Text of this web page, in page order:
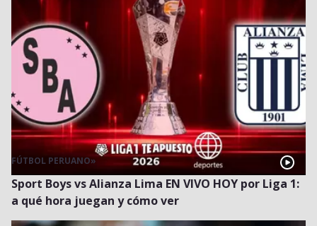
FÚTBOL PERUANO»
Sport Boys vs Alianza Lima EN VIVO HOY por Liga 1:
a qué hora juegan y cómo ver